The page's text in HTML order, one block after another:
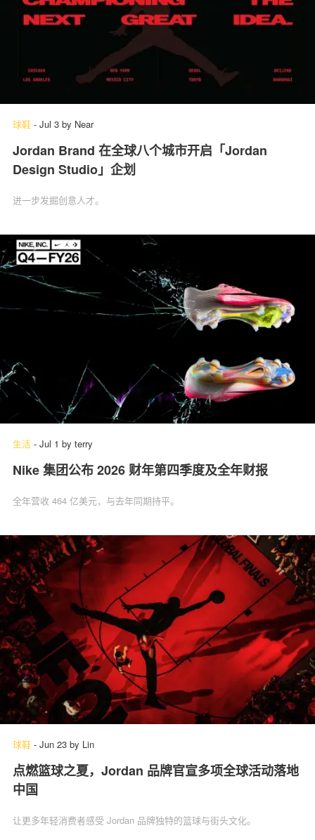
球鞋 - Jul 3 by Near
Jordan Brand 在全球八个城市开启「Jordan
Design Studio」企划
进一步发掘创意人才。
生活 - Jul 1 by terry
Nike 集团公布 2026 财年第四季度及全年财报
全年营收 464 亿美元，与去年同期持平。
球鞋 - Jun 23 by Lin
点燃篮球之夏，Jordan 品牌官宣多项全球活动落地
中国
让更多年轻消费者感受 Jordan 品牌独特的篮球与街头文化。